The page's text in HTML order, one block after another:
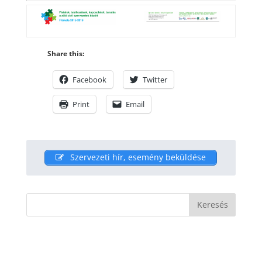
Share this:
Facebook Twitter
Print Email
Szervezeti hír, esemény beküldése